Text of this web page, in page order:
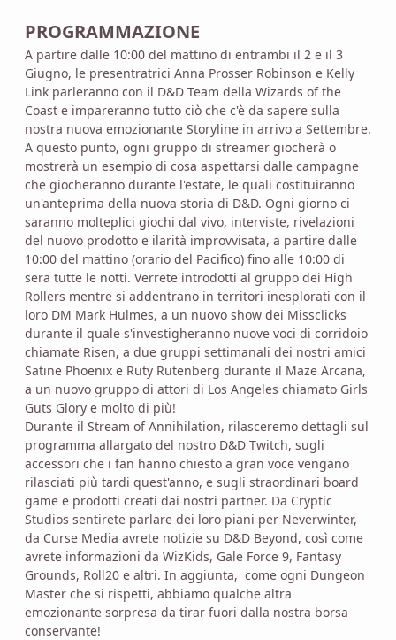
PROGRAMMAZIONE
A partire dalle 10:00 del mattino di entrambi il 2 e il 3
Giugno, le presentratrici Anna Prosser Robinson e Kelly
Link parleranno con il D&D Team della Wizards of the
Coast e impareranno tutto ciò che c'è da sapere sulla
nostra nuova emozionante Storyline in arrivo a Settembre.
A questo punto, ogni gruppo di streamer giocherà o
mostrerà un esempio di cosa aspettarsi dalle campagne
che giocheranno durante l'estate, le quali costituiranno
un'anteprima della nuova storia di D&D. Ogni giorno ci
saranno molteplici giochi dal vivo, interviste, rivelazioni
del nuovo prodotto e ilarità improvvisata, a partire dalle
10:00 del mattino (orario del Pacifico) fino alle 10:00 di
sera tutte le notti. Verrete introdotti al gruppo dei High
Rollers mentre si addentrano in territori inesplorati con il
loro DM Mark Hulmes, a un nuovo show dei Missclicks
durante il quale s'investigheranno nuove voci di corridoio
chiamate Risen, a due gruppi settimanali dei nostri amici
Satine Phoenix e Ruty Rutenberg durante il Maze Arcana,
a un nuovo gruppo di attori di Los Angeles chiamato Girls
Guts Glory e molto di più!
Durante il Stream of Annihilation, rilasceremo dettagli sul
programma allargato del nostro D&D Twitch, sugli
accessori che i fan hanno chiesto a gran voce vengano
rilasciati più tardi quest'anno, e sugli straordinari board
game e prodotti creati dai nostri partner. Da Cryptic
Studios sentirete parlare dei loro piani per Neverwinter,
da Curse Media avrete notizie su D&D Beyond, così come
avrete informazioni da WizKids, Gale Force 9, Fantasy
Grounds, Roll20 e altri. In aggiunta, come ogni Dungeon
Master che si rispetti, abbiamo qualche altra
emozionante sorpresa da tirar fuori dalla nostra borsa
conservante!